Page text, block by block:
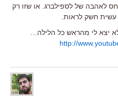
לאהבה של לספילברג. או שזו רק
חשק לראות.
יצא לי מהראש כל הלילה…
http://